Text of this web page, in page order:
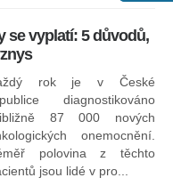
se vyplatí: 5 důvodů,
rok je v České
diagnostikováno
87 000 nových
onemocnění.
polovina z těchto
jsou lidé v pro...